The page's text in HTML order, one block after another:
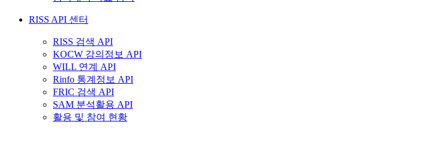
RISS API 센터
RISS 검색 API
KOCW 강의정보 API
WILL 연계 API
Rinfo 통계정보 API
FRIC 검색 API
SAM 분석활용 API
활용 및 참여 현황